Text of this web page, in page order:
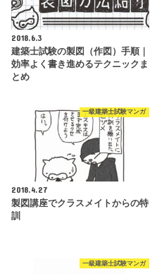
2018.6.3
建築士試験の製図（作図）手順｜
効率よく書き進めるテクニックま
とめ
一級建築士試験マンガ
2018.4.27
製図講座でクラスメイトからの特
訓
一級建築士試験マンガ